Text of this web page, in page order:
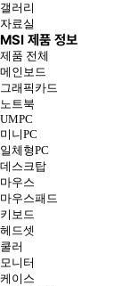
갤러리
자료실
MSI 제품 정보
제품 전체
메인보드
그래픽카드
노트북
UMPC
미니PC
일체형PC
데스크탑
마우스
마우스패드
키보드
헤드셋
쿨러
모니터
케이스